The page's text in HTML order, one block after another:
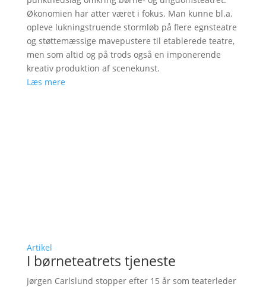
Økonomien har atter været i fokus. Man kunne bl.a.
opleve lukningstruende stormløb på flere egnsteatre
og støttemæssige mavepustere til etablerede teatre,
men som altid og på trods også en imponerende
kreativ produktion af scenekunst.
Læs mere
Artikel
I børneteatrets tjeneste
Jørgen Carlslund stopper efter 15 år som teaterleder